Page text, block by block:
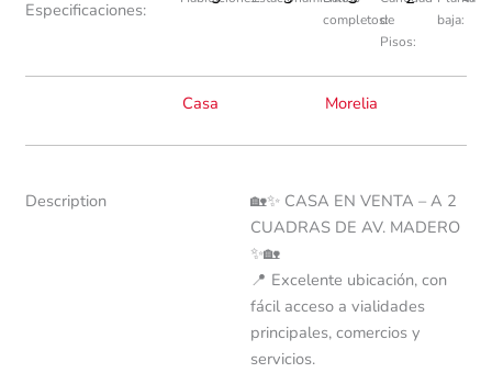
Especificaciones:
completos:de
Pisos:
baja:
Casa Morelia
Description
🏡✨ CASA EN VENTA – A 2
CUADRAS DE AV. MADERO
✨🏡
📍 Excelente ubicación, con
fácil acceso a vialidades
principales, comercios y
servicios.